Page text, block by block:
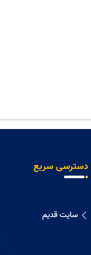
دسترسی سریع
سایت قدیم